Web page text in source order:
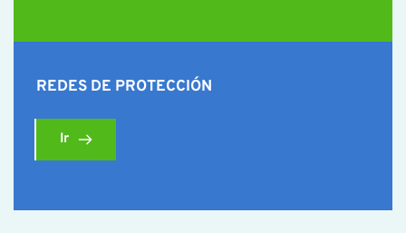
REDES DE PROTECCIÓN
Ir